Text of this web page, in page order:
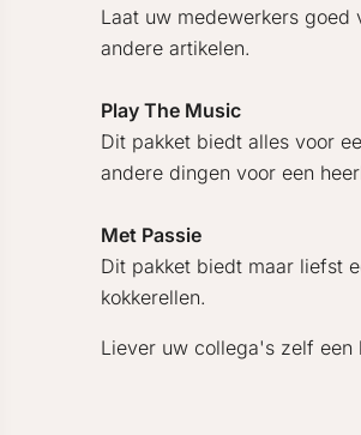
Laat uw medewerkers
andere artikelen.
Play The Music
Dit pakket biedt alles voor
andere dingen voor een
Met Passie
Dit pakket biedt maar liefst
kokkerellen.
Liever uw collega's zelf een